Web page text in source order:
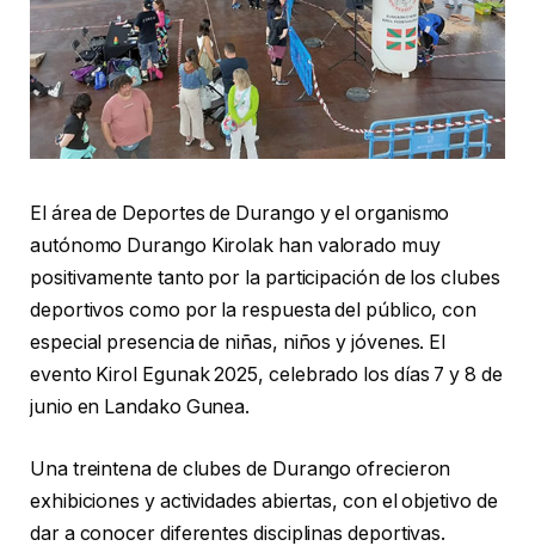
El área de Deportes de Durango y el organismo
autónomo Durango Kirolak han valorado muy
positivamente tanto por la participación de los clubes
deportivos como por la respuesta del público, con
especial presencia de niñas, niños y jóvenes. El
evento Kirol Egunak 2025, celebrado los días 7 y 8 de
junio en Landako Gunea.
Una treintena de clubes de Durango ofrecieron
exhibiciones y actividades abiertas, con el objetivo de
dar a conocer diferentes disciplinas deportivas.